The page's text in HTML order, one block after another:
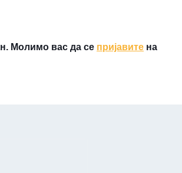
Молимо вас да се пријавите на